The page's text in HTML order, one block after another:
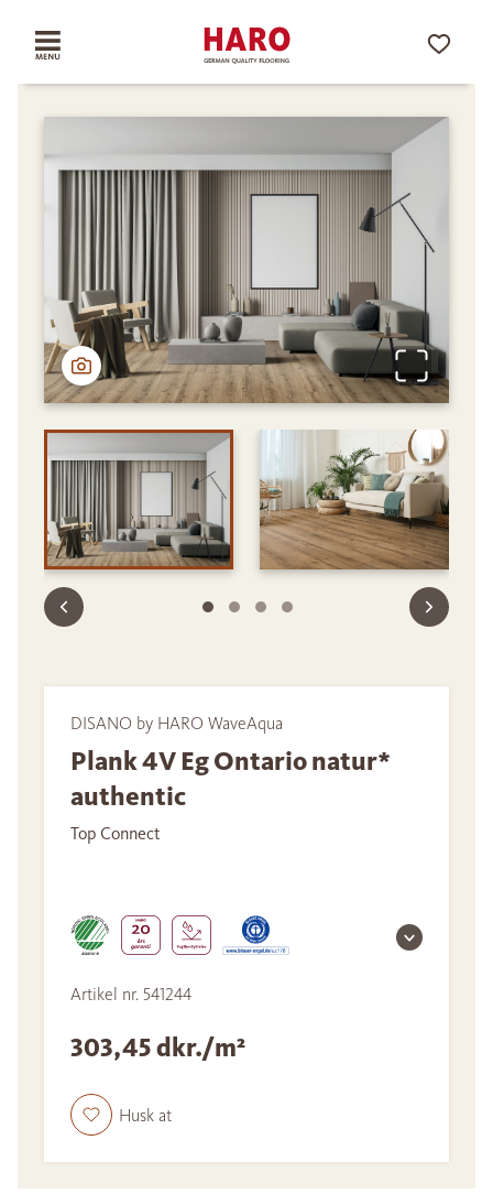
DISANO by HARO WaveAqua
Plank 4V Eg Ontario natur*
authentic
Top Connect
Artikel nr. 541244
303,45 dkr./m²
Husk at